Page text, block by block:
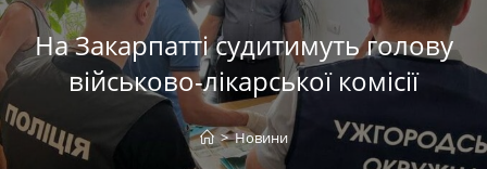
На Закарпатті судитимуть голову
військово-лікарської комісії
> Новини